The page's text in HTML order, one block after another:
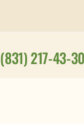
217-43-30